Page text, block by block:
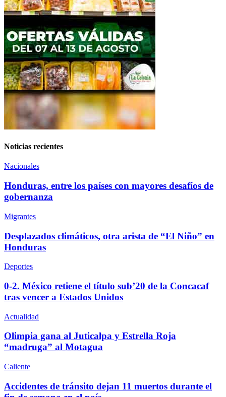
Noticias recientes
Nacionales
Honduras, entre los países con mayores desafíos de
gobernanza
Migrantes
Desplazados climáticos, otra arista de “El Niño” en
Honduras
Deportes
0-2. México retiene el título sub’20 de la Concacaf
tras vencer a Estados Unidos
Actualidad
Olimpia gana al Juticalpa y Estrella Roja
“madruga” al Motagua
Caliente
Accidentes de tránsito dejan 11 muertos durante el